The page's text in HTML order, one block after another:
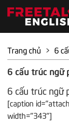
Trang chủ > 6
6 cấu trúc ngữ
6 cấu trúc ngữ
[caption
width="343"]